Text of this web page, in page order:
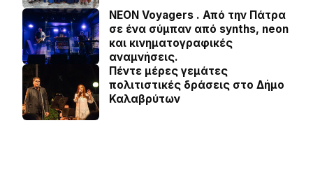
NEON Voyagers . Από την Πάτρα
σε ένα σύμπαν από synths, neon
και κινηματογραφικές
αναμνήσεις.
Πέντε μέρες γεμάτες
πολιτιστικές δράσεις στο Δήμο
Καλαβρύτων